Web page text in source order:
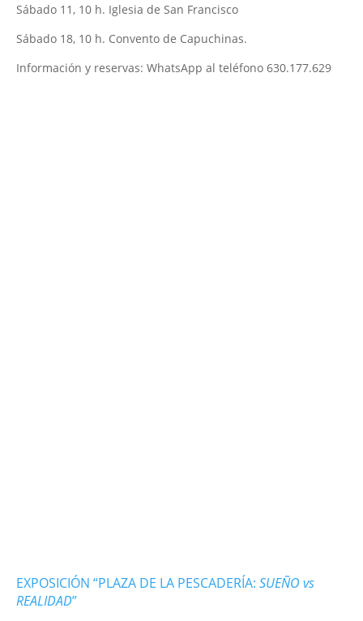
Sábado 11, 10 h. Iglesia de San Francisco
Sábado 18, 10 h. Convento de Capuchinas.
Información y reservas: WhatsApp al teléfono 630.177.629
EXPOSICIÓN “PLAZA DE LA PESCADERÍA: SUEÑO vs
REALIDAD”